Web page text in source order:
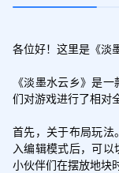
各位好！这里是《淡
《淡墨水云乡》是
们对游戏进行了相对
首先，关于布局玩
入编辑模式后，可以
小伙伴们在摆放地块